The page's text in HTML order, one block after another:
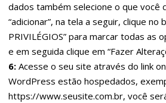
dados também selecione o que você
“adicionar”, na tela a seguir, clique no
PRIVILÉGIOS” para marcar todas as
e em seguida clique em “Fazer
6: Acesse o seu site através do link
WordPress estão hospedados,
https://www.seusite.com.br, você